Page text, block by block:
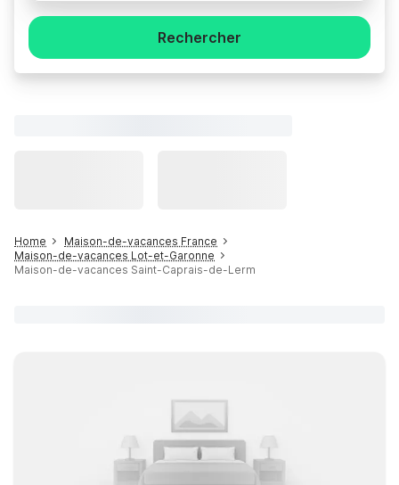
Rechercher
Home
Maison-de-vacances France
Maison-de-vacances Lot-et-Garonne
Maison-de-vacances Saint-Caprais-de-Lerm